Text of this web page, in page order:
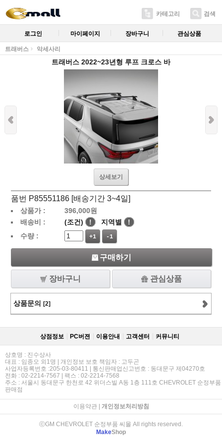
카테고리 검색
로그인 마이페이지 장바구니 관심상품
트래버스 악세사리
트래버스 2022~23년형 루프 크로스 바
상세보기
품번 P85551186 [배송기간 3~4일]
상품가 : 396,000원
배송비 :
(조건) ! 지역별
!
수량 :
+1 -1
구매하기
장바구니 관심상품
상품문의 [2]
상점정보 PC버젼 이용안내 고객센터 커뮤니티
상호명 : 진수상사
대표 : 임종오 외1명 | 개인정보 보호 책임자 : 고두곤
사업자등록번호 :205-03-80411 | 통신판매업신고번호 : 동대문구 제04270호
전화 : 02-2214-7567 | 팩스 : 02-2214-7568
주소 : 서울시 동대문구 한천로 42 위더스빌 A동 1층 111호 CHEVROLET 순정부품
판매점
이용약관| 개인정보처리방침
ⓒGM CHEVROLET 순정부품 씨몰 All rights reserved.
MakeShop